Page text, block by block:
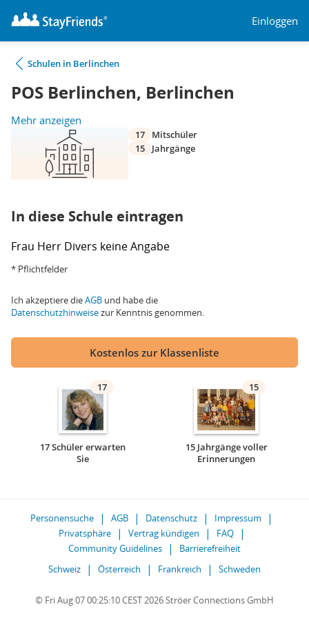
Einloggen
Schulen in Berlinchen
POS Berlinchen, Berlinchen
Mehr anzeigen
17
Mitschüler
15
Jahrgänge
In diese Schule eintragen
Frau Herr Divers keine Angabe
* Pflichtfelder
Ich akzeptiere dieAGB und habe die
Datenschutzhinweisezur Kenntnis genommen.
Kostenlos zur Klassenliste
17
17 Schüler erwarten
Sie
15
15 Jahrgänge voller
Erinnerungen
Personensuche AGB Datenschutz
Impressum
Privatsphäre
Vertrag kündigen
FAQ
Community Guidelines
Barrierefreiheit
Schweiz
Österreich Frankreich Schweden
© Fri Aug 07 00:25:10 CEST 2026 Ströer Connections GmbH